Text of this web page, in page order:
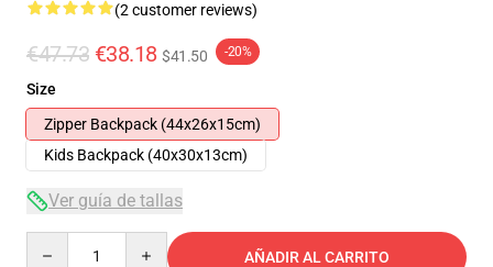
(2 customer reviews)
€47.73 €38.18 $41.50 -20%
Size
Zipper Backpack (44x26x15cm)
Kids Backpack (40x30x13cm)
Ver guía de tallas
AÑADIR AL CARRITO